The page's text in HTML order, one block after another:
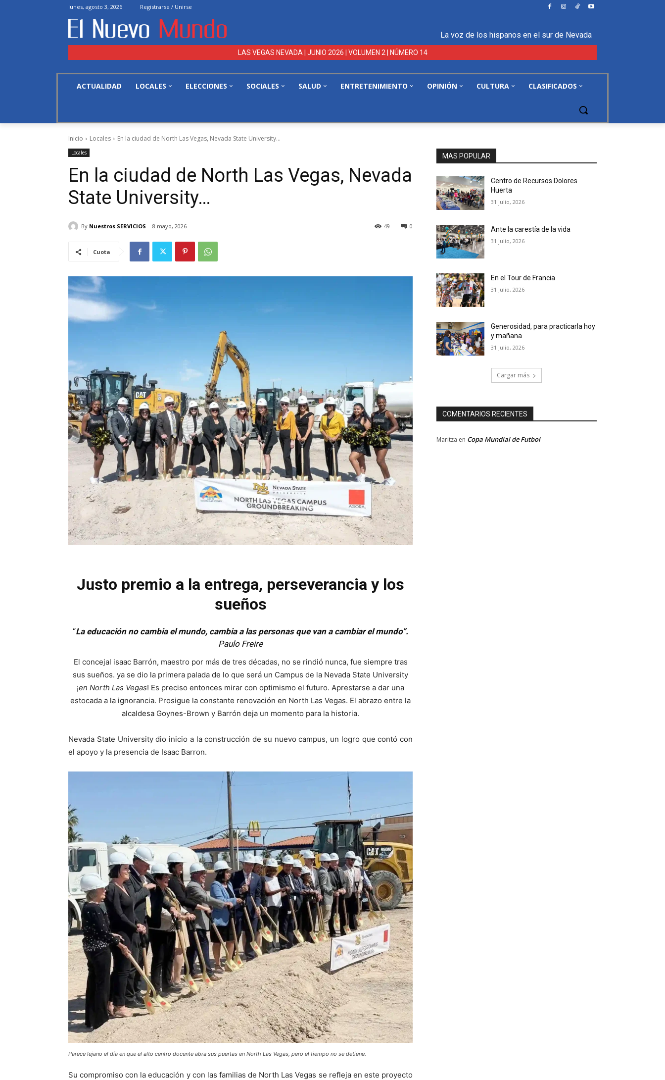
lunes, agosto 3, 2026 Registrarse / Unirse
La voz de los hispanos en el sur de Nevada
LAS VEGAS NEVADA | JUNIO 2026 | VOLUMEN 2 | NÚMERO 14
ACTUALIDAD LOCALES ELECCIONES SOCIALES SALUD ENTRETENIMIENTO OPINIÓN CULTURA CLASIFICADOS
Inicio Locales En la ciudad de North Las Vegas, Nevada State University...
Locales
En la ciudad de North Las Vegas, Nevada
State University…
By Nuestros SERVICIOS 8 mayo, 2026 0
49
Cuota
Justo premio a la entrega, perseverancia y los
sueños
“La educación no cambia el mundo, cambia a las personas que van a cambiar el mundo”.
Paulo Freire
El concejal isaac Barrón, maestro por más de tres décadas, no se rindió nunca, fue siempre tras
sus sueños. ya se dio la primera palada de lo que será un Campus de la Nevada State University
¡en North Las Vegas! Es preciso entonces mirar con optimismo el futuro. Aprestarse a dar una
estocada a la ignorancia. Prosigue la constante renovación en North Las Vegas. El abrazo entre la
alcaldesa Goynes-Brown y Barrón deja un momento para la historia.
Nevada State University dio inicio a la construcción de su nuevo campus, un logro que contó con
el apoyo y la presencia de Isaac Barron.
Parece lejano el día en que el alto centro docente abra sus puertas en North Las Vegas, pero el tiempo no se detiene.
Su compromiso con la educación y con las familias de North Las Vegas se refleja en este proyecto
MAS POPULAR
Centro de Recursos Dolores
Huerta
31 julio, 2026
Ante la carestía de la vida
31 julio, 2026
En el Tour de Francia
31 julio, 2026
Generosidad, para practicarla hoy
y mañana
31 julio, 2026
Cargar más
COMENTARIOS RECIENTES
Maritza en Copa Mundial de Futbol